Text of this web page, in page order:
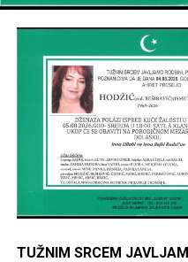
TUŽNIM SRCEM